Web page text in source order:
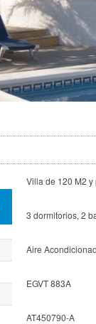
Villa de 120 M2
3 dormitorios, 2
Aire
EGVT 883A
AT450790-A